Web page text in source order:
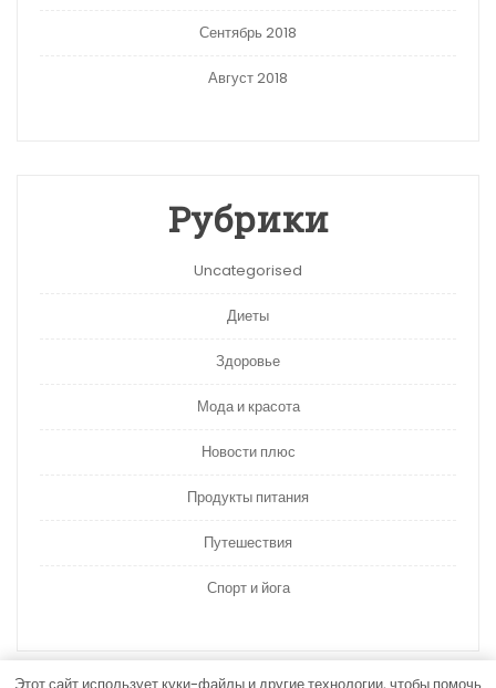
Сентябрь 2018
Август 2018
Рубрики
Uncategorised
Диеты
Здоровье
Мода и красота
Новости плюс
Продукты питания
Путешествия
Спорт и йога
Этот сайт использует куки-файлы и другие технологии, чтобы помочь